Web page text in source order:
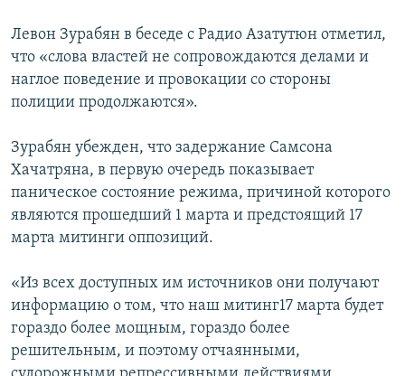
Левон Зурабян в беседе с Радио Азатутюн отметил,
что «слова властей не сопровождаются делами и
наглое поведение и провокации со стороны
полиции продолжаются».
Зурабян убежден, что задержание Самсона
Хачатряна, в первую очередь показывает
паническое состояние режима, причиной которого
являются прошедший 1 марта и предстоящий 17
марта митинги оппозиций.
«Из всех доступных им источников они получают
информацию о том, что наш митинг17 марта будет
гораздо более мощным, гораздо более
решительным, и поэтому отчаянными,